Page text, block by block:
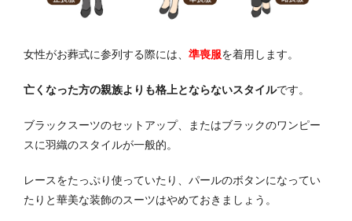
女性がお葬式に参列する際には、 準喪服を着用します。
亡くなった方の親族よりも格上とならないスタイルです。
ブラックスーツのセットアップ、またはブラックのワンピー
スに羽織のスタイルが一般的。
レースをたっぷり使っていたり、パールのボタンになってい
たりと華美な装飾のスーツはやめておきましょう。